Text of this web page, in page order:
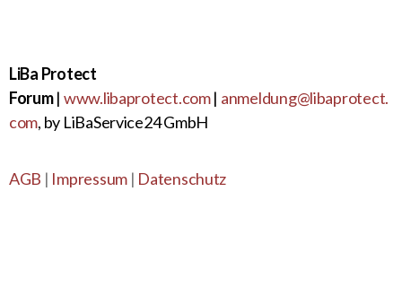
LiBa Protect
Forum| www.libaprotect.com| anmeldung@libaprotect.
com, by LiBaService24 GmbH
AGB | Impressum| Datenschutz